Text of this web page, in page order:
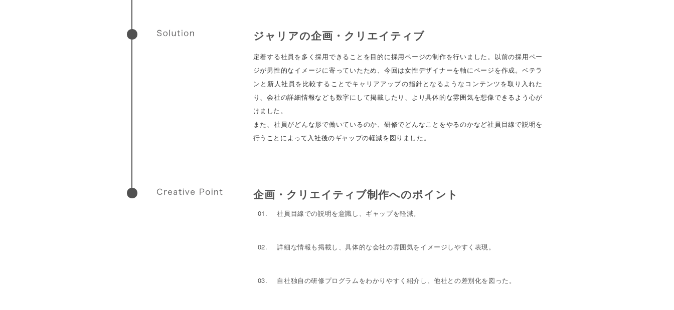
ジャリアの企画・クリエイティブ
定着する社員を多く採用できることを目的に採用ページの制作を行いました。以前の採用ペー
ジが男性的なイメージに寄っていたため、今回は女性デザイナーを軸にページを作成。ベテラ
ンと新人社員を比較することでキャリアアップの指針となるようなコンテンツを取り入れた
り、会社の詳細情報なども数字にして掲載したり、より具体的な雰囲気を想像できるよう心が
けました。
また、社員がどんな形で働いているのか、研修でどんなことをやるのかなど社員目線で説明を
行うことによって入社後のギャップの軽減を図りました。
企画・クリエイティブ制作へのポイント
社員目線での説明を意識し、ギャップを軽減。
詳細な情報も掲載し、具体的な会社の雰囲気をイメージしやすく表現。
自社独自の研修プログラムをわかりやすく紹介し、他社との差別化を図った。